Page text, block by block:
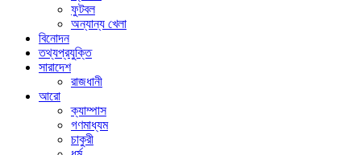
ফুটবল
অন্যান্য খেলা
বিনোদন
তথ্যপ্রযুক্তি
সারাদেশ
রাজধানী
আরো
ক্যাম্পাস
গণমাধ্যম
চাকুরী